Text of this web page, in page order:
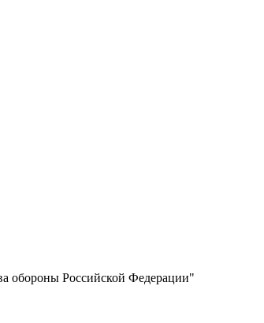
обороны Российской Федерации"